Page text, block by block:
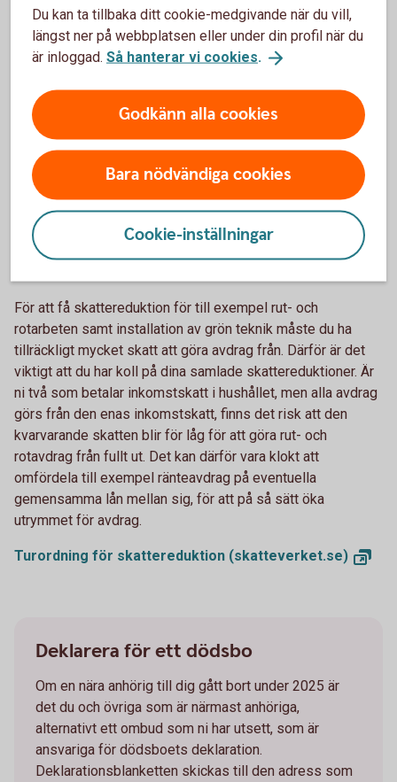
Om du har ett investeringsparkonto (ISK) behöver du inte
redovisa kapitalvinst eller kapitalförlust. Detta då dina
Du kan räkna ut omkostnadsbelopp på två sätt, antingen
med hjälp av genomsnittsmetoden eller med hjälp av
schablonmetoden. Läs mer på Skatteverkets webbplats.
Räkna ut ditt omkostnadsbelopp
Har du betalat tillräckligt mycket skatt för
För att få skattereduktion för till exempel rut- och
rotarbeten samt installation av grön teknik måste du ha
tillräckligt mycket skatt att göra avdrag från. Därför är det
viktigt att du har koll på dina samlade skattereduktioner. Är
ni två som betalar inkomstskatt i hushållet, men alla avdrag
görs från den enas inkomstskatt, finns det risk att den
kvarvarande skatten blir för låg för att göra rut- och
rotavdrag från fullt ut. Det kan därför vara klokt att
omfördela till exempel ränteavdrag på eventuella
gemensamma lån mellan sig, för att på så sätt öka
utrymmet för avdrag.
Turordning för skattereduktion (skatteverket.se)
Deklarera för ett dödsbo
Om en nära anhörig till dig gått bort under 2025 är
det du och övriga som är närmast anhöriga,
alternativt ett ombud som ni har utsett, som är
ansvariga för dödsboets deklaration.
Deklarationsblanketten skickas till den adress som
Du kan ta tillbaka ditt cookie-medgivande när du vill,
längst ner på webbplatsen eller under din profil när du
är inloggad. Så hanterar vi cookies.
Godkänn alla cookies
Bara nödvändiga cookies
Cookie-inställningar